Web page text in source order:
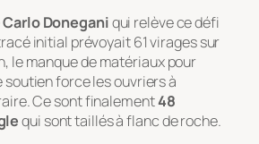
Carlo Doneganiqui relève ce défi
initial prévoyait 61 virages sur
le manque de matériaux pour
soutien force les ouvriers à
Ce sont finalement48
qui sont taillés à flanc de roche.